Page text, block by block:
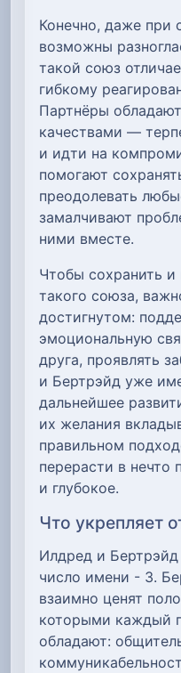
Конечно, даже при
возможны
такой союз
гибкому
Партнёры
качествами —
и идти на
помогают
преодолевать
замалчивают
ними вместе.
Чтобы сохранить
такого союза,
достигнутом:
эмоциональную
друга, проявлять
и Бертрэйд уже
дальнейшее
их желания
правильном
перерасти в нечто
и глубокое.
Что укрепляет
Илдред и
число имени - 3.
взаимно ценят
которыми каждый
обладают: